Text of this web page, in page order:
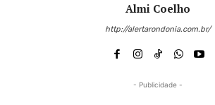
Almi Coelho
http://alertarondonia.com.br/
- Publicidade -